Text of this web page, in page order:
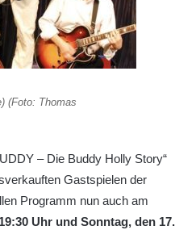
(Foto: Thomas
– Die Buddy Holly Story“
Gastspielen der
Programm nun auch am
Uhr und Sonntag, den 17.